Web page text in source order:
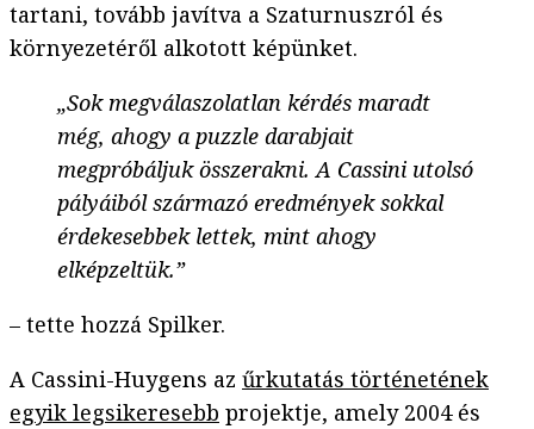
tartani, tovább javítva a Szaturnuszról és
környezetéről alkotott képünket.
„Sok megválaszolatlan kérdés maradt
még, ahogy a puzzle darabjait
megpróbáljuk összerakni. A Cassini utolsó
pályáiból származó eredmények sokkal
érdekesebbek lettek, mint ahogy
elképzeltük.”
– tette hozzá Spilker.
A Cassini-Huygens az űrkutatás történetének
egyik legsikeresebb projektje, amely 2004 és